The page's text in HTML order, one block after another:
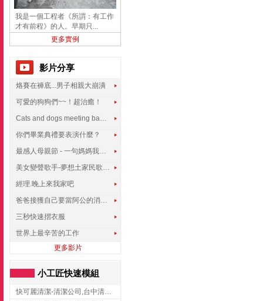
我是一個工程者《所謂：有工作
才有前程》的人。早期只...
更多實例
影片分享
烙賽在褲底...男子相親大崩潰
可愛的狗狗們~~！超治癒！
Cats and dogs meeting babies for the first time
你們畢業典禮要表演什麼？
最感人母親節 - 一句媽媽我愛你
美女變聲歌手-夢想土家民歌傳遍世界
經理.晚上來我家吧
爸爸接獲自己要當阿公的消息，反應史上最可愛!!!
三秒快速摺衣服
世界上最辛苦的工作
更多影片
小工匠快速模組
快可麗清潔-清潔公司,台中清潔公司,台中居家清潔